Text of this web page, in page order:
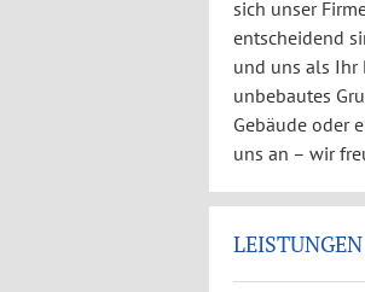
sich unser
entscheidend
und uns als Ihr
unbebautes
Gebäude oder
uns an – wir
LEISTUNGEN